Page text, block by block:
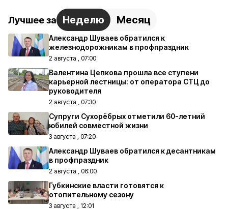
Лучшее за Неделю Месяц
Александр Шуваев обратился к
железнодорожникам в профпраздник
2 августа , 07:00
Валентина Цепкова прошла все ступени
карьерной лестницы: от оператора СТЦ до
руководителя
2 августа , 07:30
Супруги Сухорёбрых отметили 60-летний
юбилей совместной жизни
3 августа , 07:20
Александр Шуваев обратился к десантникам
в профпраздник
2 августа , 06:00
Губкинские власти готовятся к
отопительному сезону
3 августа , 12:01